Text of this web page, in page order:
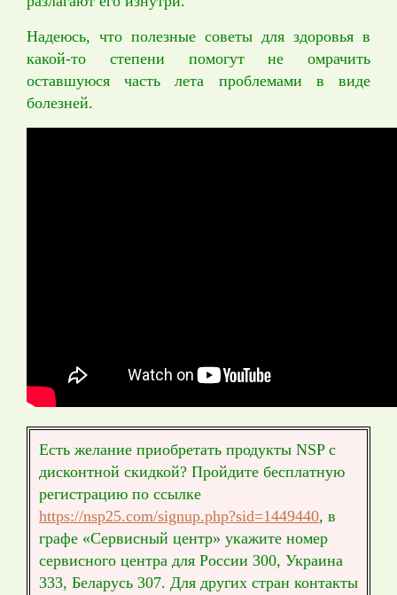
Надеюсь, что полезные советы для здоровья в
какой-то степени помогут не омрачить
оставшуюся часть лета проблемами в виде
болезней.
Есть желание приобретать продукты NSP с
дисконтной скидкой? Пройдите бесплатную
регистрацию по ссылке
https://nsp25.com/signup.php?sid=1449440, в
графе «Сервисный центр» укажите номер
сервисного центра для России 300, Украина
333, Беларусь 307. Для других стран контакты